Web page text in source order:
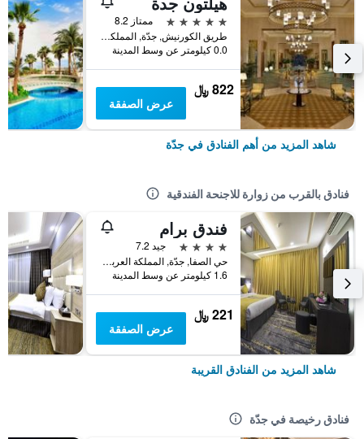
5 نجوم
ممتاز 8.2
طريق الكورنيش, جدّة, المملكة العربية السعودية
0.0 كيلومتر عن وسط المدينة
822 ﷼
عرض الصفقة
شاهد المزيد من أهم الفنادق في جدّة
فنادق بالقرب من زوارة للاجنحة الفندقية
فندق برام
4 نجوم
جيد 7.2
حي الصفا, جدّة, المملكة العربية السعودية
1.6 كيلومتر عن وسط المدينة
221 ﷼
عرض الصفقة
شاهد المزيد من الفنادق القريبة
فنادق رخيصة في جدّة